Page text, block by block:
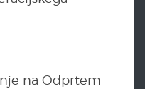
na Odprtem